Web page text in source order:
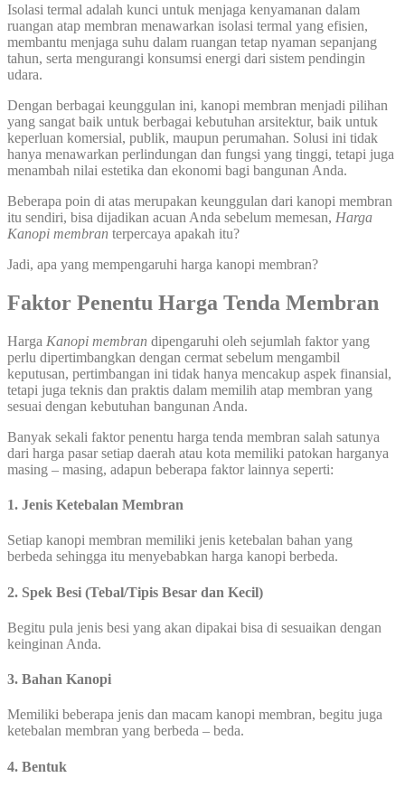
Isolasi termal adalah kunci untuk menjaga kenyamanan dalam
ruangan atap membran menawarkan isolasi termal yang efisien,
membantu menjaga suhu dalam ruangan tetap nyaman sepanjang
tahun, serta mengurangi konsumsi energi dari sistem pendingin
udara.
Dengan berbagai keunggulan ini, kanopi membran menjadi pilihan
yang sangat baik untuk berbagai kebutuhan arsitektur, baik untuk
keperluan komersial, publik, maupun perumahan. Solusi ini tidak
hanya menawarkan perlindungan dan fungsi yang tinggi, tetapi juga
menambah nilai estetika dan ekonomi bagi bangunan Anda.
Beberapa poin di atas merupakan keunggulan dari kanopi membran
itu sendiri, bisa dijadikan acuan Anda sebelum memesan, Harga
Kanopi membran terpercaya apakah itu?
Jadi, apa yang mempengaruhi harga kanopi membran?
Faktor Penentu Harga Tenda Membran
Harga Kanopi membran dipengaruhi oleh sejumlah faktor yang
perlu dipertimbangkan dengan cermat sebelum mengambil
keputusan, pertimbangan ini tidak hanya mencakup aspek finansial,
tetapi juga teknis dan praktis dalam memilih atap membran yang
sesuai dengan kebutuhan bangunan Anda.
Banyak sekali faktor penentu harga tenda membran salah satunya
dari harga pasar setiap daerah atau kota memiliki patokan harganya
masing – masing, adapun beberapa faktor lainnya seperti:
1. Jenis Ketebalan Membran
Setiap kanopi membran memiliki jenis ketebalan bahan yang
berbeda sehingga itu menyebabkan harga kanopi berbeda.
2. Spek Besi (Tebal/Tipis Besar dan Kecil)
Begitu pula jenis besi yang akan dipakai bisa di sesuaikan dengan
keinginan Anda.
3. Bahan Kanopi
Memiliki beberapa jenis dan macam kanopi membran, begitu juga
ketebalan membran yang berbeda – beda.
4. Bentuk